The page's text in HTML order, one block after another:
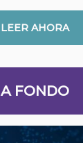
LEER AHORA
A FONDO